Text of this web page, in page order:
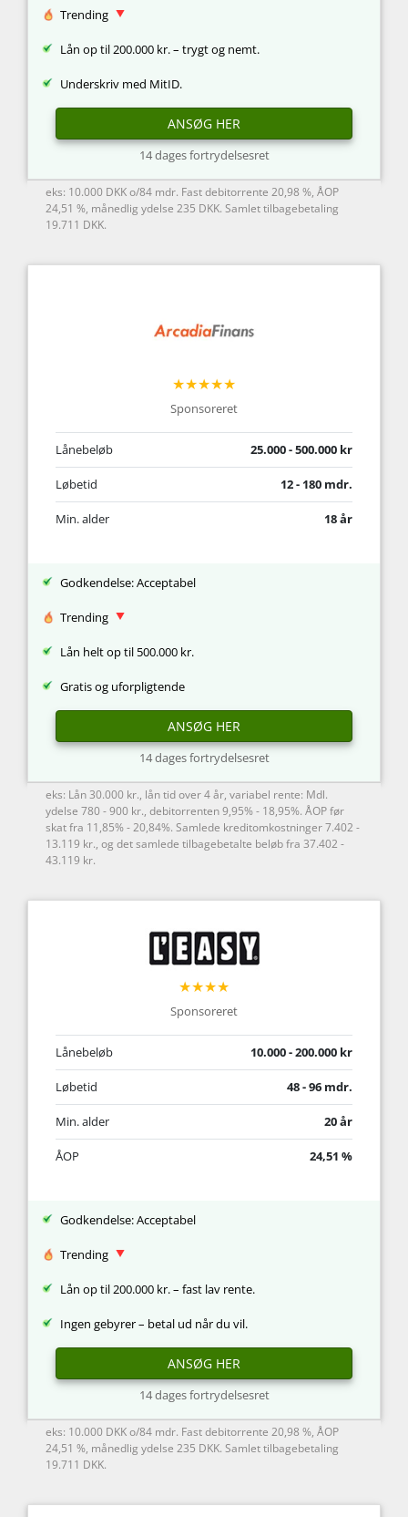
Trending
Lån op til 200.000 kr. – trygt og nemt.
Underskriv med MitID.
ANSØG HER
14 dages fortrydelsesret
eks: 10.000 DKK o/84 mdr. Fast debitorrente 20,98 %, ÅOP
24,51 %, månedlig ydelse 235 DKK. Samlet tilbagebetaling
19.711 DKK.
★★★★★
Sponsoreret
Lånebeløb 25.000 - 500.000 kr
Løbetid 12 - 180 mdr.
Min. alder 18 år
Godkendelse: Acceptabel
Trending
Lån helt op til 500.000 kr.
Gratis og uforpligtende
ANSØG HER
14 dages fortrydelsesret
eks: Lån 30.000 kr., lån tid over 4 år, variabel rente: Mdl.
ydelse 780 - 900 kr., debitorrenten 9,95% - 18,95%. ÅOP før
skat fra 11,85% - 20,84%. Samlede kreditomkostninger 7.402 -
13.119 kr., og det samlede tilbagebetalte beløb fra 37.402 -
43.119 kr.
★★★★
Sponsoreret
Lånebeløb 10.000 - 200.000 kr
Løbetid 48 - 96 mdr.
Min. alder 20 år
ÅOP 24,51 %
Godkendelse: Acceptabel
Trending
Lån op til 200.000 kr. – fast lav rente.
Ingen gebyrer – betal ud når du vil.
ANSØG HER
14 dages fortrydelsesret
eks: 10.000 DKK o/84 mdr. Fast debitorrente 20,98 %, ÅOP
24,51 %, månedlig ydelse 235 DKK. Samlet tilbagebetaling
19.711 DKK.